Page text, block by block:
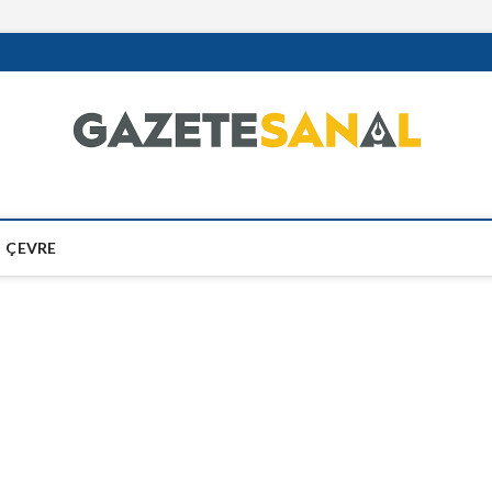
ÇEVRE